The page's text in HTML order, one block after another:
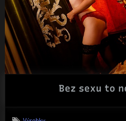
Bez sexu to